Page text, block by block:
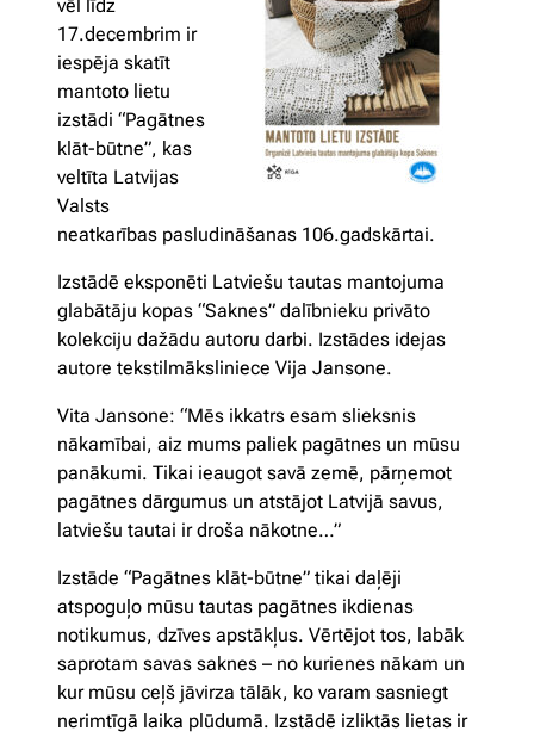
vēl līdz
17.decembrim ir
iespēja skatīt
mantoto lietu
izstādi “Pagātnes
klāt-būtne”, kas
veltīta Latvijas
Valsts
neatkarības pasludināšanas 106.gadskārtai.
Izstādē eksponēti Latviešu tautas mantojuma
glabātāju kopas “Saknes” dalībnieku privāto
kolekciju dažādu autoru darbi. Izstādes idejas
autore tekstilmāksliniece Vija Jansone.
Vita Jansone: “Mēs ikkatrs esam slieksnis
nākamībai, aiz mums paliek pagātnes un mūsu
panākumi. Tikai ieaugot savā zemē, pārņemot
pagātnes dārgumus un atstājot Latvijā savus,
latviešu tautai ir droša nākotne…”
Izstāde “Pagātnes klāt-būtne” tikai daļēji
atspoguļo mūsu tautas pagātnes ikdienas
notikumus, dzīves apstākļus. Vērtējot tos, labāk
saprotam savas saknes – no kurienes nākam un
kur mūsu ceļš jāvirza tālāk, ko varam sasniegt
nerimtīgā laika plūdumā. Izstādē izliktās lietas ir